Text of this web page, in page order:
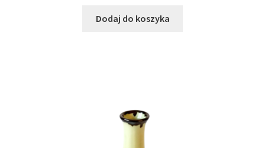
Dodaj do koszyka